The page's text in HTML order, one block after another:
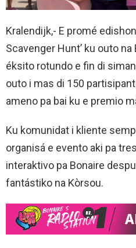
Kralendijk,- E promé
Scavenger Hunt’ ku outo
éksito rotundo e fin di
outo i mas di 150
ameno pa bai ku e premio
Ku komunidat i kliente
organisá e evento aki pa
interaktivo pa Bonaire
fantástiko na Kòrsou.